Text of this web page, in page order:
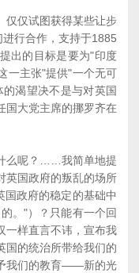
仅试图获得某些让步
行合作，支持于1885
出的目标是要为"印度
一主张"提供"一个无可
渴望决不是与对英国
国大党主席的挪罗齐在
么呢？……我简单地提
英国政府的叛乱的场所
国政府的稳定的基础中
。"）？只能有一个回
样直言不讳，宣布我
国的统治所带给我们的
我们的教育――新的光